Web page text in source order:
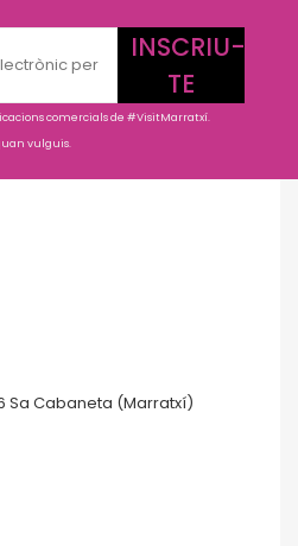
INSCRIU-
TE
comercials de #VisitMarratxí.
vulguis.
Sa Cabaneta (Marratxí)